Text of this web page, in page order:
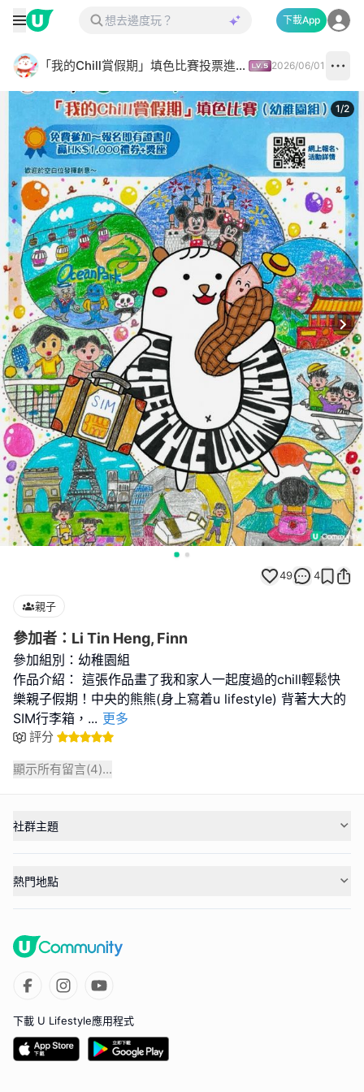
下載App
「我的Chill賞假期」填色比賽投票進行中✅ 2026/06/01
1/2
49 4
親子
參加者：Li Tin Heng, Finn
參加組別：幼稚園組
作品介紹： 這張作品畫了我和家人一起度過的chill輕鬆快
樂親子假期！中央的熊熊(身上寫着u lifestyle) 背著大大的
SIM行李箱， ... 更多
評分
顯示所有留言(4)...
社群主題
熱門地點
下載 U Lifestyle應用程式